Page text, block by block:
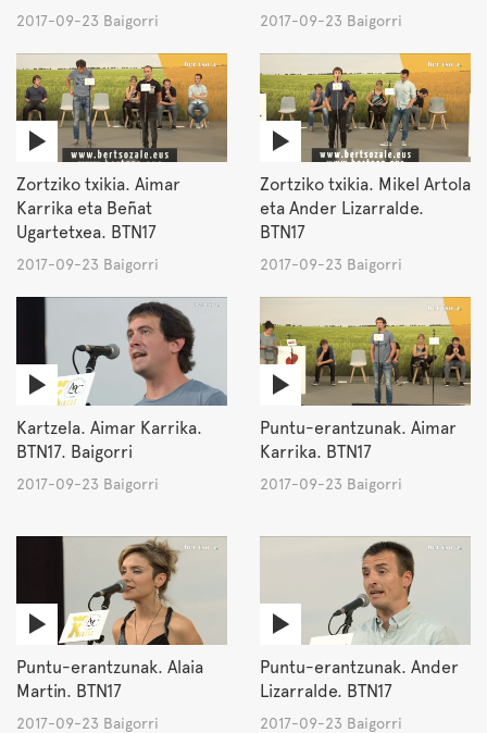
2017-09-23 Baigorri 2017-09-23 Baigorri
Zortziko txikia. Aimar
Karrika eta Beñat
Ugartetxea. BTN17
2017-09-23 Baigorri
Zortziko txikia. Mikel Artola
eta Ander Lizarralde.
BTN17
2017-09-23 Baigorri
Kartzela. Aimar Karrika.
BTN17. Baigorri
2017-09-23 Baigorri
Puntu-erantzunak. Aimar
Karrika. BTN17
2017-09-23 Baigorri
Puntu-erantzunak. Alaia
Martin. BTN17
2017-09-23 Baigorri
Puntu-erantzunak. Ander
Lizarralde. BTN17
2017-09-23 Baigorri